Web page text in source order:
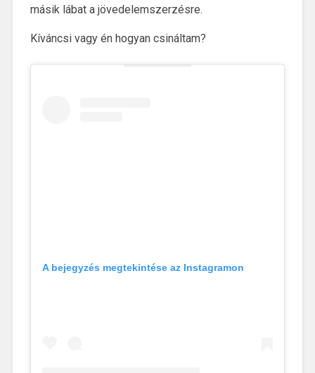
másik lábat a jövedelemszerzésre.
Kíváncsi vagy én hogyan csináltam?
A bejegyzés megtekintése az Instagramon